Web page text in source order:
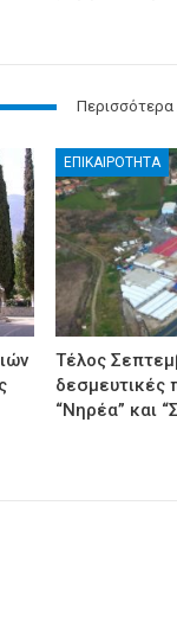
ΕΠΙΚΑΙΡΟΤΗΤΑ
Τέλος
δεσμευτικές
“Νηρέα” και